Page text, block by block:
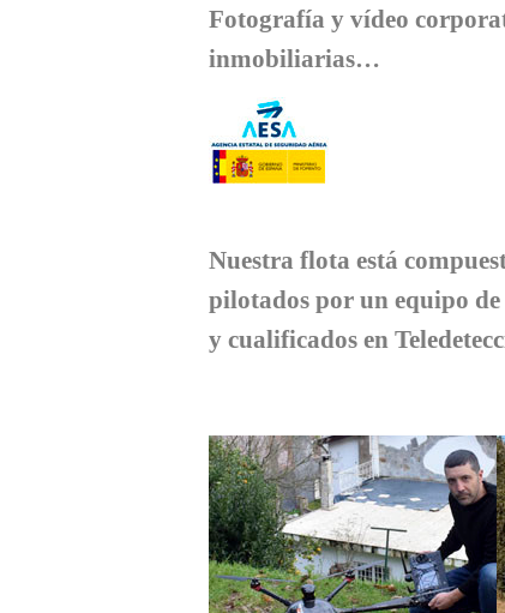
Fotografía y vídeo
inmobiliarias…
Nuestra flota está
pilotados por un equipo
y cualificados en